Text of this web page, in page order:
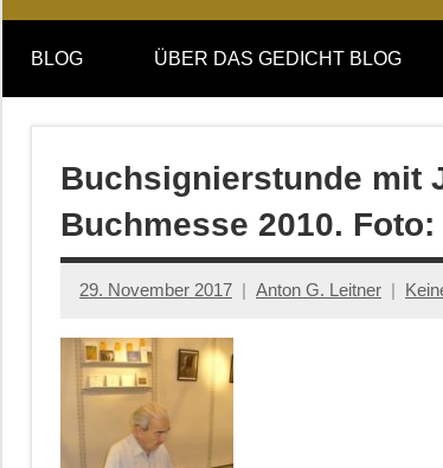
DAS
GEDICHT
blog
DAS
GEDICHT.
Zeitschrift
BLOG ÜBER DAS GEDICHT BLOG
Buchsignierstunde mit
Buchmesse 2010.
29. November 2017 Anton G. Leitner